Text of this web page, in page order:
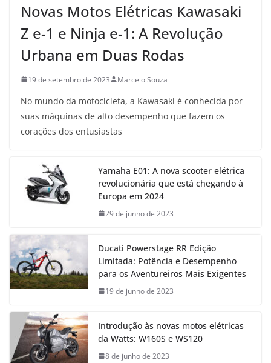
Novas Motos Elétricas Kawasaki
Z e-1 e Ninja e-1: A Revolução
Urbana em Duas Rodas
19 de setembro de 2023 Marcelo Souza
No mundo da motocicleta, a Kawasaki é conhecida por
suas máquinas de alto desempenho que fazem os
corações dos entusiastas
Yamaha E01: A nova scooter elétrica
revolucionária que está chegando à
Europa em 2024
29 de junho de 2023
Ducati Powerstage RR Edição
Limitada: Potência e Desempenho
para os Aventureiros Mais Exigentes
19 de junho de 2023
Introdução às novas motos elétricas
da Watts: W160S e WS120
8 de junho de 2023